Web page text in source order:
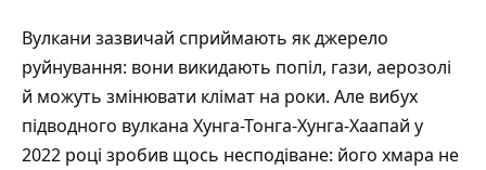
Вулкани зазвичай сприймають як джерело
руйнування: вони викидають попіл, гази, аерозолі
й можуть змінювати клімат на роки. Але вибух
підводного вулкана Хунга-Тонга-Хунга-Хаапай у
2022 році зробив щось несподіване: його хмара не